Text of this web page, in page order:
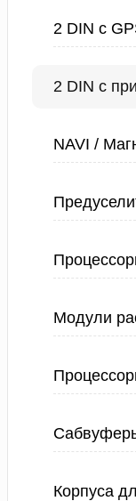
2 DIN с
2 DIN с
NAVI /
Модули
Корпуса